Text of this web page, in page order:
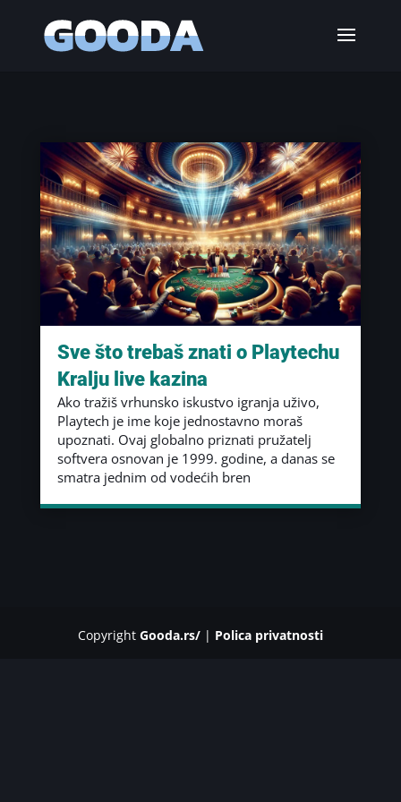
Sve što trebaš znati o Playtechu
Kralju live kazina
Ako tražiš vrhunsko iskustvo igranja uživo,
Playtech je ime koje jednostavno moraš
upoznati. Ovaj globalno priznati pružatelj
softvera osnovan je 1999. godine, a danas se
smatra jednim od vodećih bren
Copyright Gooda.rs/| Polica privatnosti